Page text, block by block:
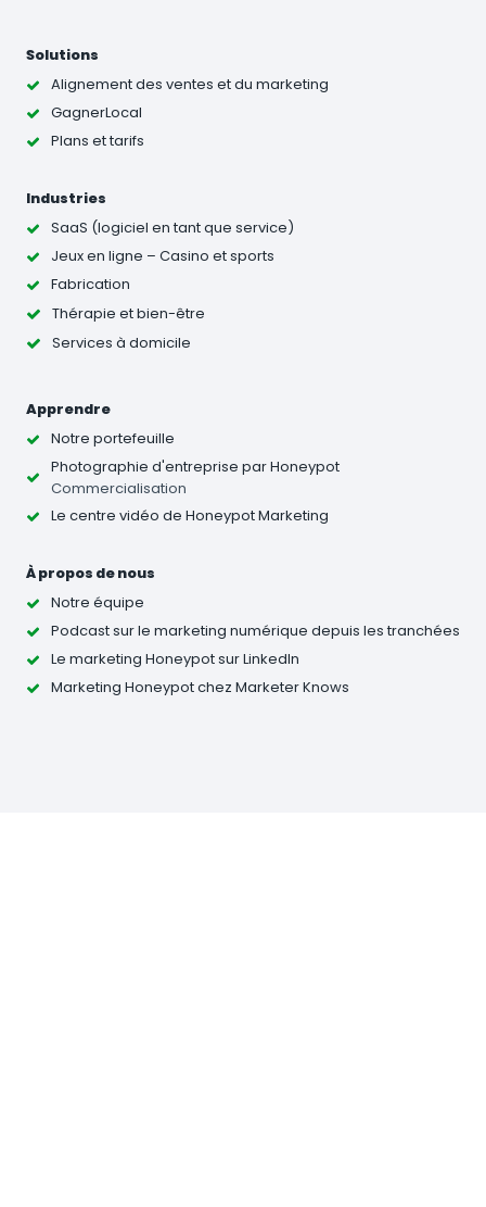
Solutions
Alignement des ventes et du marketing
GagnerLocal
Plans et tarifs
Industries
SaaS (logiciel en tant que service)
Jeux en ligne – Casino et sports
Fabrication
Thérapie et bien-être
Services à domicile
Apprendre
Notre portefeuille
Photographie d'entreprise par Honeypot
Commercialisation
Le centre vidéo de Honeypot Marketing
À propos de nous
Notre équipe
Podcast sur le marketing numérique depuis les tranchées
Le marketing Honeypot sur LinkedIn
Marketing Honeypot chez Marketer Knows